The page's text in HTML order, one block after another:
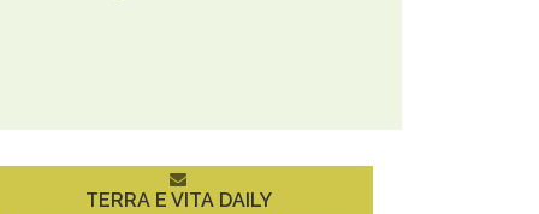
TERRA E VITA DAILY